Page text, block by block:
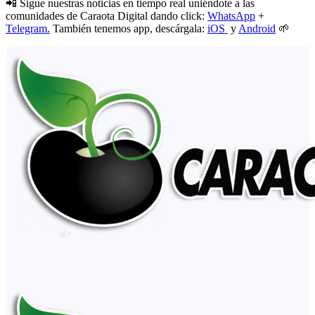
📲 Sigue nuestras noticias en tiempo real uniéndote a las
comunidades de Caraota Digital dando click: WhatsApp +
Telegram. También tenemos app, descárgala: iOS y Android 🌱